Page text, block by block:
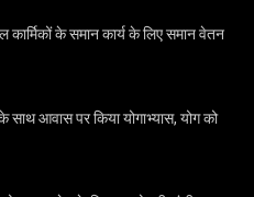
के समान कार्य के लिए समान वेतन
साथ आवास पर किया योगाभ्यास, योग को